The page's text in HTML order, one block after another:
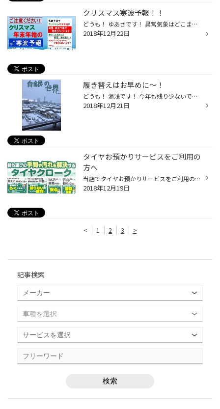
クリスマス寒波予報！！
どうも！ ゆあさです！ 異常気象はどこまで続くのでしょうか？ 昨日から寒いのか暖かいのか よくわからない気温です(*_*) こんなに気温の上げ下げが激しいと 体がついていけないですよね( ;∀;) そんな12月の大イベント クリスマスがやってきますね！！(#^^#) 皆様はどうお過ごしでしょうか？ そんな...
2018年12月22日
履き替えはお早めに～！
どうも！ 湯浅です！ 今年も残り少ないですが 最後の最後で寒波が来そうですね！！ 今年降らなくとも、来年頭から白銀の世界・・・・ なんて事もあり得るかもしれません( ﾟДﾟ) ちなみに去年の1月15日自宅付近の画像です。 1月に入り一気に降りだしました('Д') 比較的雪の少ないと言われている草津周...
2018年12月21日
タイヤお預かりサービスをご利用の
方へ
当店でタイヤお預かりサービスをご利用の方へ 年末年始の配送のご案内です。 たくさんのお客様に履き替えのご予約を頂いておりますが、 スタッドレスタイヤへの履き替えのご予約をまだされていない方、 12月20日から1月10日までの期間は年末年始のため配送業務が休業となります。 年内に履き替えを...
2018年12月19日
< 1 2 3 >
記事検索